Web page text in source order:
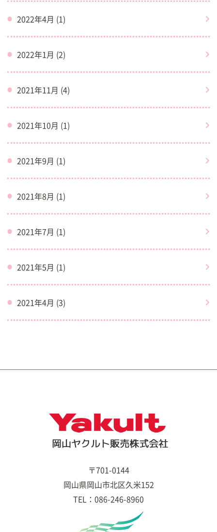
2022年4月 (1)
2022年1月 (2)
2021年11月 (4)
2021年10月 (1)
2021年9月 (1)
2021年8月 (1)
2021年7月 (1)
2021年5月 (1)
2021年4月 (3)
〒701-0144
岡山県岡山市北区久米152
TEL：086-246-8960